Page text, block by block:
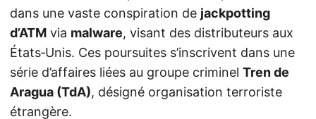
dans une vaste conspiration de jackpotting
d’ATM via malware, visant des distributeurs aux
États‑Unis. Ces poursuites s’inscrivent dans une
série d’affaires liées au groupe criminel Tren de
Aragua (TdA), désigné organisation terroriste
étrangère.